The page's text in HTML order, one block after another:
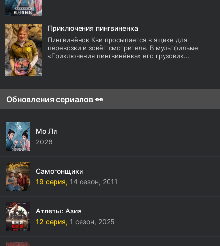
Приключения пингвиненка
Пингвинёнок Кви просыпается в ящике для
перевозки и зовёт смотрителя. В мультфильме
«Приключения пингвинёнка» его грузовик...
Обновления сериалов 👀
Мо Ли
2026
Самогонщики
19 серия, 14 сезон, 2011
Атлеты: Азия
12 серия, 1 сезон, 2025